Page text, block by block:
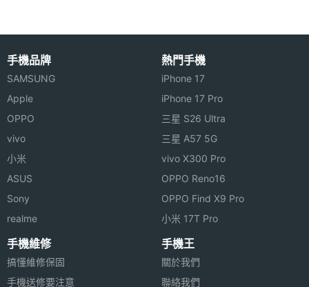
◎ Dolby Atoms、DTS-HD 音效
◎ OK Google 語音操控
◎ 360 度藍牙與紅外線遙控器
◎ 電源插孔 x 1、HDMI 2.1 連接埠 x 1、3.5mm 耳機
孔 x 1、USB 2.0 x 1
※本文為 SOGI 手機王版權所有，未經授權不得轉載使用※
機身材
質
塑料
度
機身寬
度
度
機身重
量
手機品牌
SAMSUNG
Apple
OPPO
vivo
小米
ASUS
Sony
realme
熱門手機
iPhone 17
iPhone 17 Pro
三星 S26 Ultra
三星 A57 5G
vivo X300 Pro
OPPO Reno16
OPPO Find X9 Pro
小米 17T Pro
手機維修
搞懂維修保固
手機送修要注意
手機王
關於我們
聯絡我們